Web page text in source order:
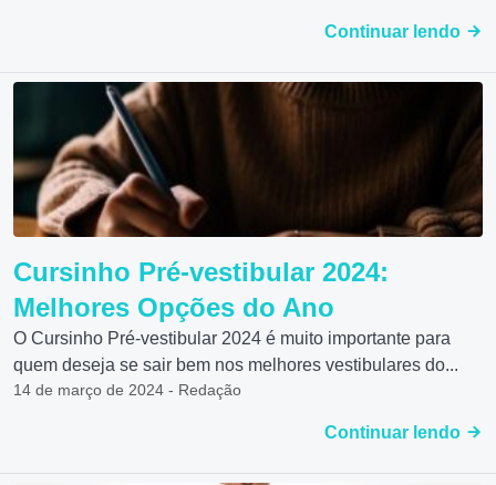
Continuar lendo
Cursinho Pré-vestibular 2024:
Melhores Opções do Ano
O Cursinho Pré-vestibular 2024 é muito importante para
quem deseja se sair bem nos melhores vestibulares do...
14 de março de 2024 - Redação
Continuar lendo